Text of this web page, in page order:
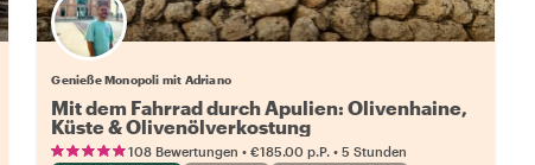
Genieße Monopoli mit Adriano
Mit dem Fahrrad durch Apulien: Olivenhaine,
Küste & Olivenölverkostung
108 Bewertungen •€185.00 p.P. •5 Stunden